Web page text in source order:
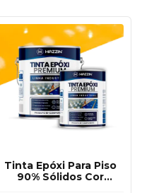
Tinta Epóxi Para Piso
90% Sólidos Cor